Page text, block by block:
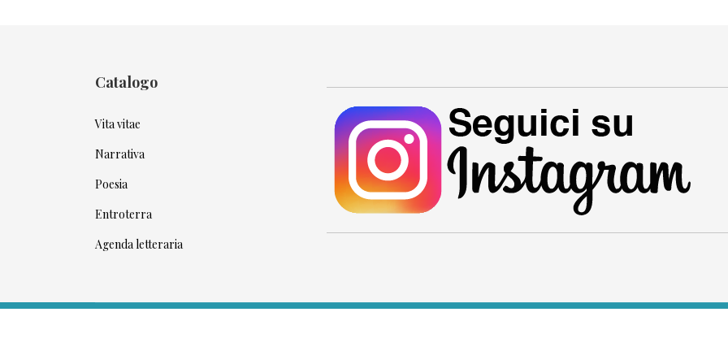
Catalogo
Vita vitae
Narrativa
Poesia
Entroterra
Agenda letteraria